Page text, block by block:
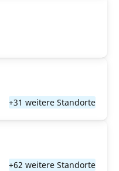
+31 weitere Standorte
+62 weitere Standorte